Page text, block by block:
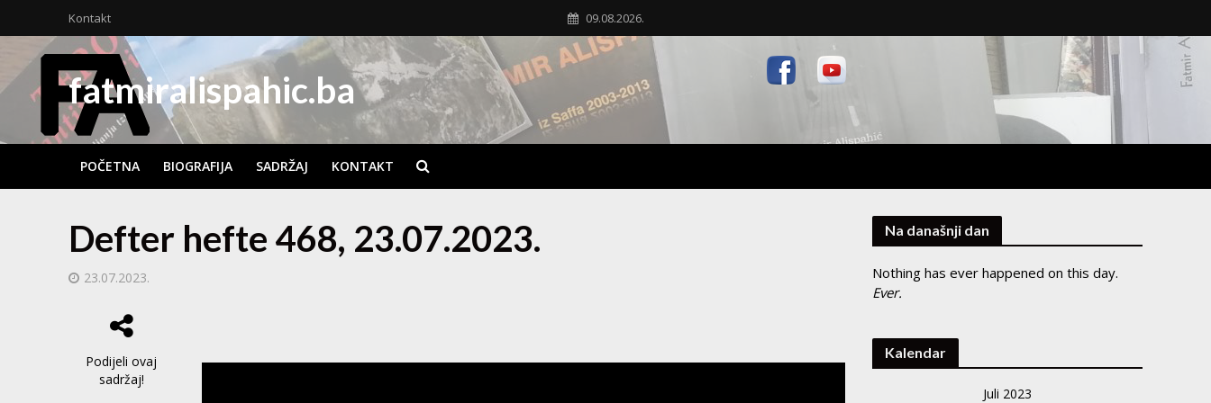
Kontakt 09.08.2026.
fatmiralispahic.ba
POČETNA BIOGRAFIJA SADRŽAJ KONTAKT
Defter hefte 468, 23.07.2023.
23.07.2023.
Podijeli ovaj
sadržaj!
Na današnji dan
Nothing has ever happened on this day.
Ever.
Kalendar
Juli 2023